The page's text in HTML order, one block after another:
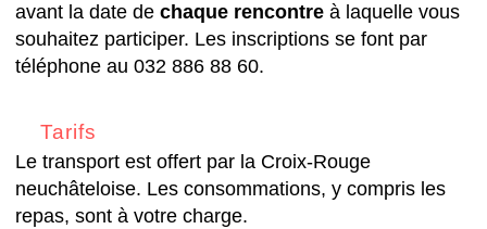
avant la date de chaque rencontre à laquelle vous
souhaitez participer. Les inscriptions se font par
téléphone au 032 886 88 60.
Tarifs
Le transport est offert par la Croix-Rouge
neuchâteloise. Les consommations, y compris les
repas, sont à votre charge.